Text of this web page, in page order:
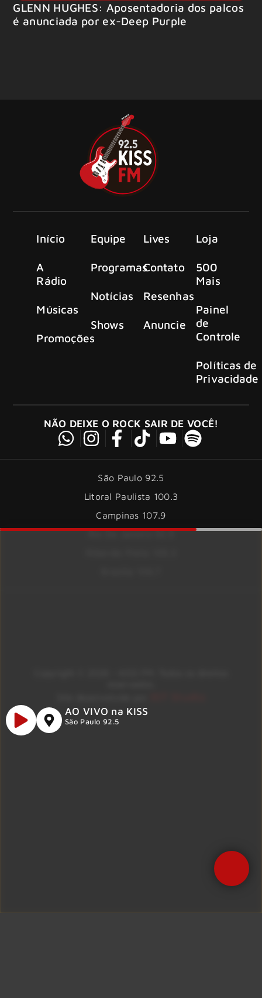
GLENN HUGHES: Aposentadoria dos palcos
é anunciada por ex-Deep Purple
Início
A
Rádio
Músicas
Promoções
Equipe
Programas
Notícias
Shows
Lives
Contato
Resenhas
Anuncie
Loja
500
Mais
Painel
de
Controle
Políticas de
Privacidade
NÃO DEIXE O ROCK SAIR DE VOCÊ!
São Paulo 92.5
Litoral Paulista 100.3
Campinas 107.9
Rio De Janeiro 92.9
AO VIVO na KISS
São Paulo 92.5